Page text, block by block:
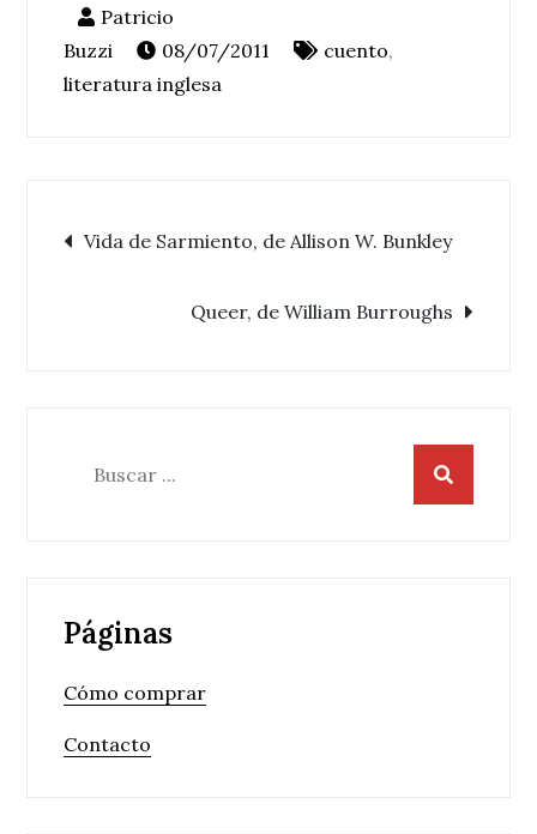
08/07/2011 cuento,
literatura inglesa
Navegación
Vida de Sarmiento, de Allison W. Bunkley
Queer, de William Burroughs
Páginas
Cómo comprar
Contacto